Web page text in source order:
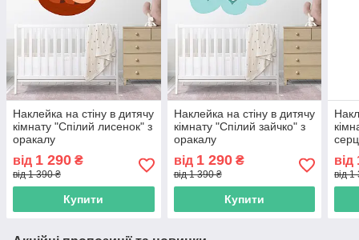
Наклейка на стіну в дитячу
кімнату "Спілий лисенок" з
оракалу
від 1 290 ₴
від 1 390 ₴
Купити
Наклейка на стіну в дитячу
кімнату "Спілий зайчко" з
оракалу
від 1 290₴
від 1 390 ₴
Купити
від
від